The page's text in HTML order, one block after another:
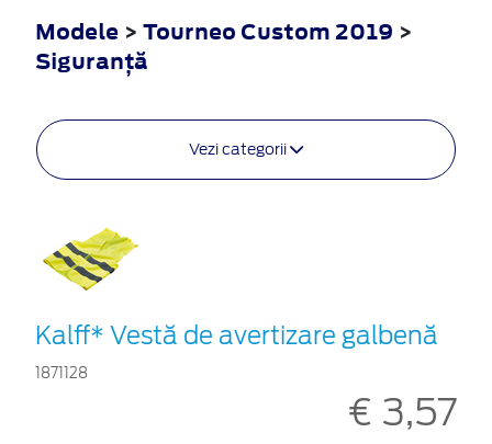
Modele > Tourneo Custom 2019 >
Siguranţă
Vezi categorii
Kalff* Vestă de avertizare galbenă
1871128
€ 3,57